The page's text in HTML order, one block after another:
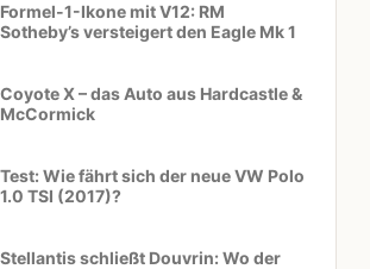
Formel-1-Ikone mit V12: RM
Sotheby’s versteigert den Eagle Mk 1
Coyote X – das Auto aus Hardcastle &
McCormick
Test: Wie fährt sich der neue VW Polo
1.0 TSI (2017)?
Stellantis schließt Douvrin: Wo der